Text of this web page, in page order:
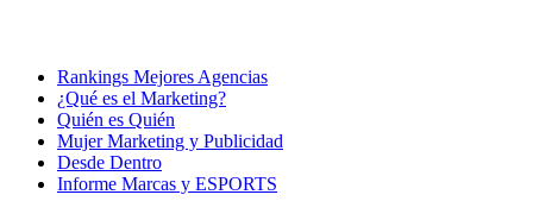
Rankings Mejores Agencias
¿Qué es el Marketing?
Quién es Quién
Mujer Marketing y Publicidad
Desde Dentro
Informe Marcas y ESPORTS